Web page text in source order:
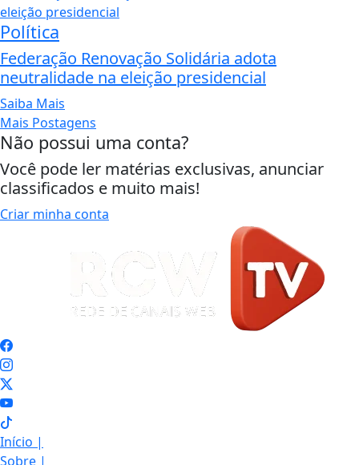
Política
Federação Renovação Solidária adota
neutralidade na eleição presidencial
Saiba Mais
Mais Postagens
Não possui uma conta?
Você pode ler matérias exclusivas, anunciar
classificados e muito mais!
Criar minha conta
Início |
Sobre |